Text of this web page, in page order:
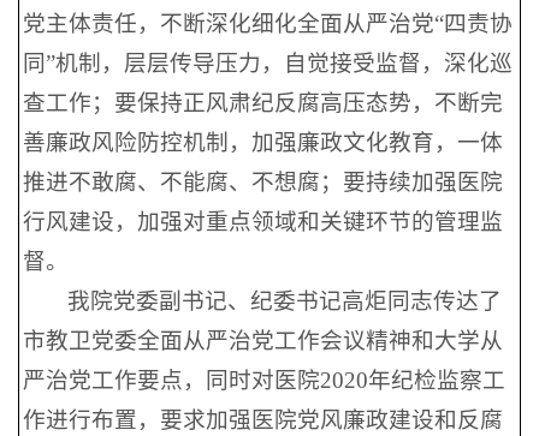
党主体责任，不断深化细化全面从严治党“四责协
同”机制，层层传导压力，自觉接受监督，深化巡
查工作；要保持正风肃纪反腐高压态势，不断完
善廉政风险防控机制，加强廉政文化教育，一体
推进不敢腐、不能腐、不想腐；要持续加强医院
行风建设，加强对重点领域和关键环节的管理监
督。
我院党委副书记、纪委书记高炬同志传达了
市教卫党委全面从严治党工作会议精神和大学从
严治党工作要点，同时对医院2020年纪检监察工
作进行布置，要求加强医院党风廉政建设和反腐